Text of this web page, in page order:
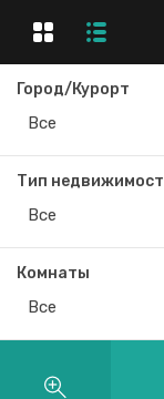
Город/Курорт
Все
Тип
Все
Комнаты
Все